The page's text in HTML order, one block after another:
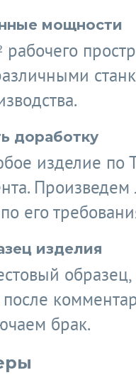
мощности
доработку
изделие по
его
изделия
образец,
брак.